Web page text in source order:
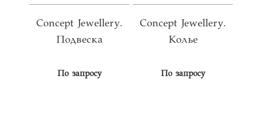
Concept Jewellery.
Подвеска
По запросу
Concept Jewellery.
Колье
По запросу